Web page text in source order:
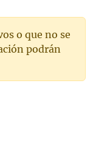
o que no se
podrán